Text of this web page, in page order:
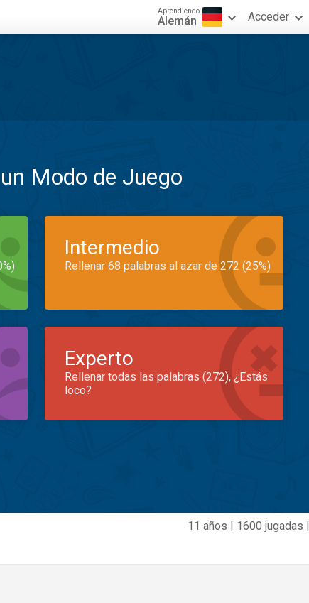
Aprendiendo
Alemán Acceder
Modo de Juego
Intermedio
Rellenar 68 palabras al azar de 272 (25%)
Experto
Rellenar todas las palabras (272), ¿Estás
loco?
11 años | 1600 jugadas |